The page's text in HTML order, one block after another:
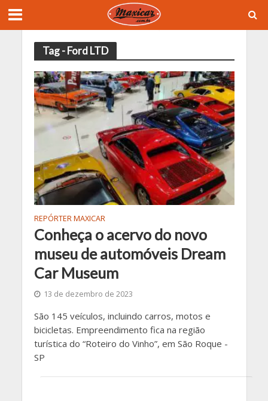
Tag - Ford LTD
REPÓRTER MAXICAR
Conheça o acervo do novo
museu de automóveis Dream
Car Museum
13 de dezembro de 2023
São 145 veículos, incluindo carros, motos e
bicicletas. Empreendimento fica na região
turística do “Roteiro do Vinho”, em São Roque -
SP